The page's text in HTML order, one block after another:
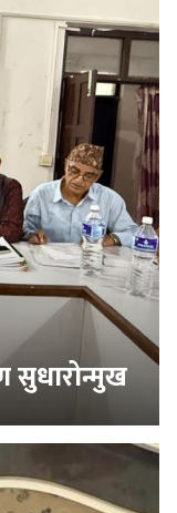
सुधारोन्मुख